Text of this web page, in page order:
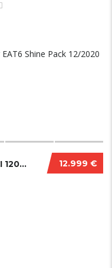
12.999 €
CITROEN C3 AIRCROSS BLUEHDI 120 CV EAT6 SHINE PACK 12/2020